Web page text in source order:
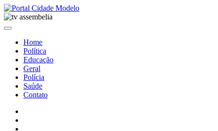
Home
Política
Educação
Geral
Polícia
Saúde
Contato